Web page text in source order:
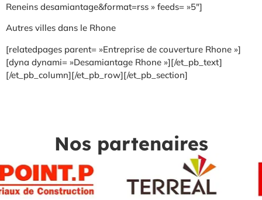
Reneins desamiantage&format=rss » feeds= »5″]
Autres villes dans le Rhone
[relatedpages parent= »Entreprise de couverture Rhone »]
[dyna dynami= »Desamiantage Rhone »][/et_pb_text]
[/et_pb_column][/et_pb_row][/et_pb_section]
Nos partenaires